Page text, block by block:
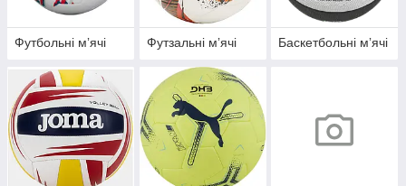
Футбольні мʼячі Футзальні мʼячі Баскетбольні мʼячі